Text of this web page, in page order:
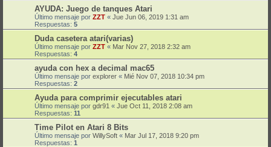
AYUDA: Juego de tanques Atari
Último mensaje por ZZT « Jue Jun 06, 2019 1:31 am
Respuestas: 5
Duda casetera atari(varias)
Último mensaje por ZZT « Mar Nov 27, 2018 2:32 am
Respuestas: 4
ayuda con hex a decimal mac65
Último mensaje por explorer « Mié Nov 07, 2018 10:34 pm
Respuestas: 2
Ayuda para comprimir ejecutables atari
Último mensaje por gdr91 « Jue Oct 11, 2018 2:08 am
Respuestas: 11
Time Pilot en Atari 8 Bits
Último mensaje por WillySoft « Mar Jul 17, 2018 9:20 pm
Respuestas: 1